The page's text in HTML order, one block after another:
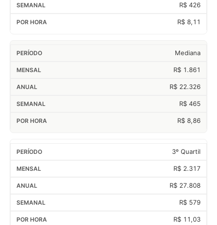
R$ 426
R$ 8,11
Mediana
R$ 1.861
R$ 22.326
R$ 465
R$ 8,86
3º Quartil
R$ 2.317
R$ 27.808
R$ 579
R$ 11,03